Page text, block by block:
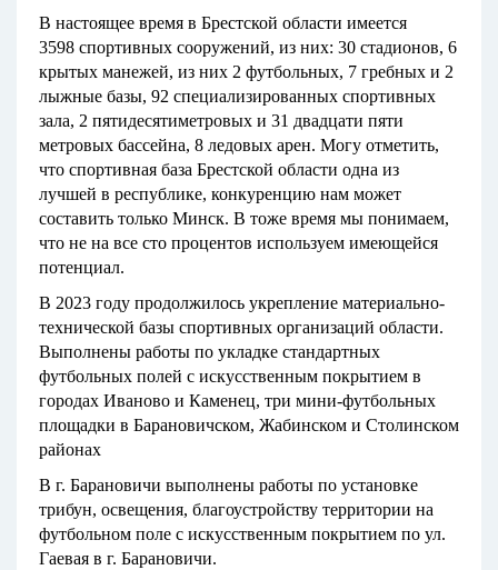
В настоящее время в Брестской области имеется
3598 спортивных сооружений, из них: 30 стадионов, 6
крытых манежей, из них 2 футбольных, 7 гребных и 2
лыжные базы, 92 специализированных спортивных
зала, 2 пятидесятиметровых и 31 двадцати пяти
метровых бассейна, 8 ледовых арен. Могу отметить,
что спортивная база Брестской области одна из
лучшей в республике, конкуренцию нам может
составить только Минск. В тоже время мы понимаем,
что не на все сто процентов используем имеющейся
потенциал.
В 2023 году продолжилось укрепление материально-
технической базы спортивных организаций области.
Выполнены работы по укладке стандартных
футбольных полей с искусственным покрытием в
городах Иваново и Каменец, три мини-футбольных
площадки в Барановичском, Жабинском и Столинском
районах
В г. Барановичи выполнены работы по установке
трибун, освещения, благоустройству территории на
футбольном поле с искусственным покрытием по ул.
Гаевая в г. Барановичи.